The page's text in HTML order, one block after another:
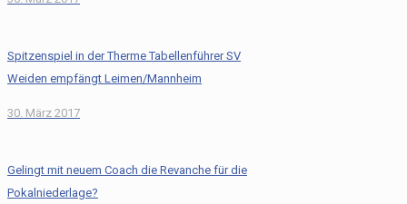
Spitzenspiel in der Therme Tabellenführer SV
Weiden empfängt Leimen/Mannheim
30. März 2017
Gelingt mit neuem Coach die Revanche für die
Pokalniederlage?